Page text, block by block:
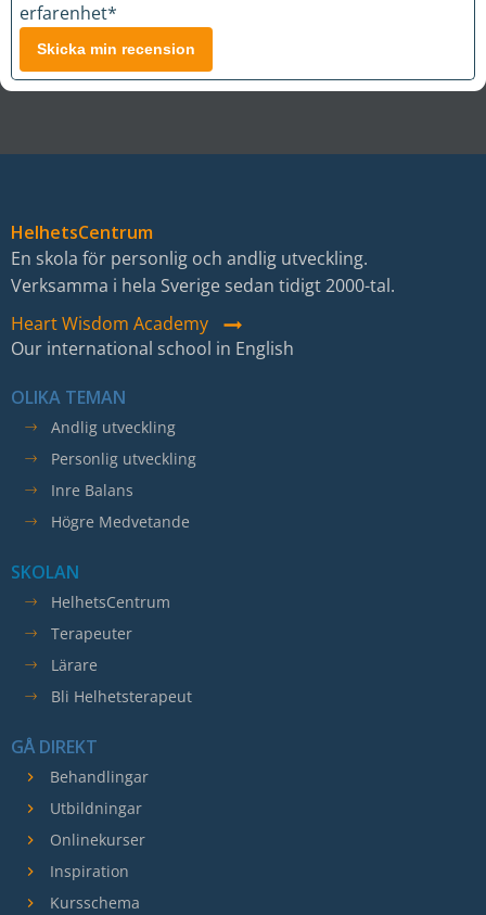
erfarenhet*
Skicka min recension
HelhetsCentrum
En skola för personlig och andlig utveckling.
Verksamma i hela Sverige sedan tidigt 2000-tal.
Heart Wisdom Academy
Our international school in English
OLIKA TEMAN
Andlig utveckling
Personlig utveckling
Inre Balans
Högre Medvetande
SKOLAN
HelhetsCentrum
Terapeuter
Lärare
Bli Helhetsterapeut
GÅ DIREKT
Behandlingar
Utbildningar
Onlinekurser
Inspiration
Kursschema